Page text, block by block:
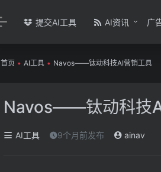
提交AI工具 AI资讯 广
首页 • AI工具 • Navos——钛动科技AI营销工具
Navos——钛动科技
AI工具 9个月前发布 ainav